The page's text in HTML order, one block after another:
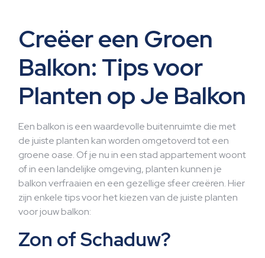
Creëer een Groen
Balkon: Tips voor
Planten op Je Balkon
Een balkon is een waardevolle buitenruimte die met
de juiste planten kan worden omgetoverd tot een
groene oase. Of je nu in een stad appartement woont
of in een landelijke omgeving, planten kunnen je
balkon verfraaien en een gezellige sfeer creëren. Hier
zijn enkele tips voor het kiezen van de juiste planten
voor jouw balkon:
Zon of Schaduw?